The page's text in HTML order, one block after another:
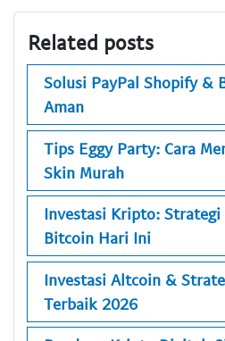
Related posts
Solusi PayPal Shopify &
Aman
Tips Eggy Party: Cara
Skin Murah
Investasi Kripto: Strategi
Bitcoin Hari Ini
Investasi Altcoin &
Terbaik 2026